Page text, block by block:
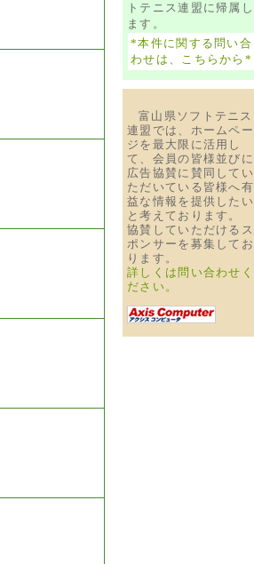
トテニス連盟に帰属し
ます。
*本件に関する問い合
わせは、こちらから*
富山県ソフトテニス
連盟では、ホームペー
ジを最大限に活用し
て、会員の皆様並びに
広告協賛に賛同してい
ただいている皆様へ有
益な情報を提供したい
と考えております。
協賛していただけるス
ポンサーを募集してお
ります。
詳しくは問い合わせく
ださい。